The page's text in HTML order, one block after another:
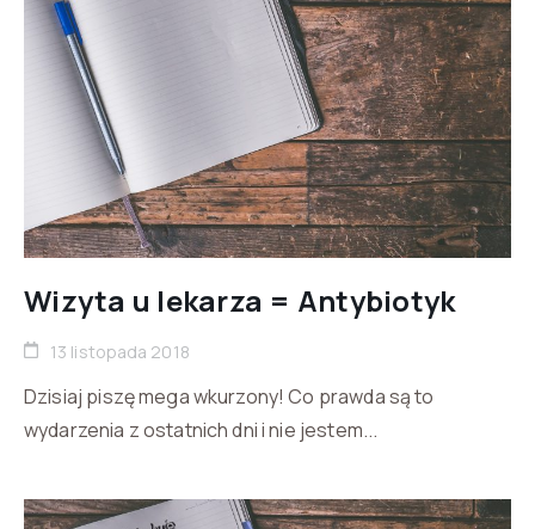
Wizyta u lekarza = Antybiotyk
13 listopada 2018
Dzisiaj piszę mega wkurzony! Co prawda są to
wydarzenia z ostatnich dni i nie jestem...